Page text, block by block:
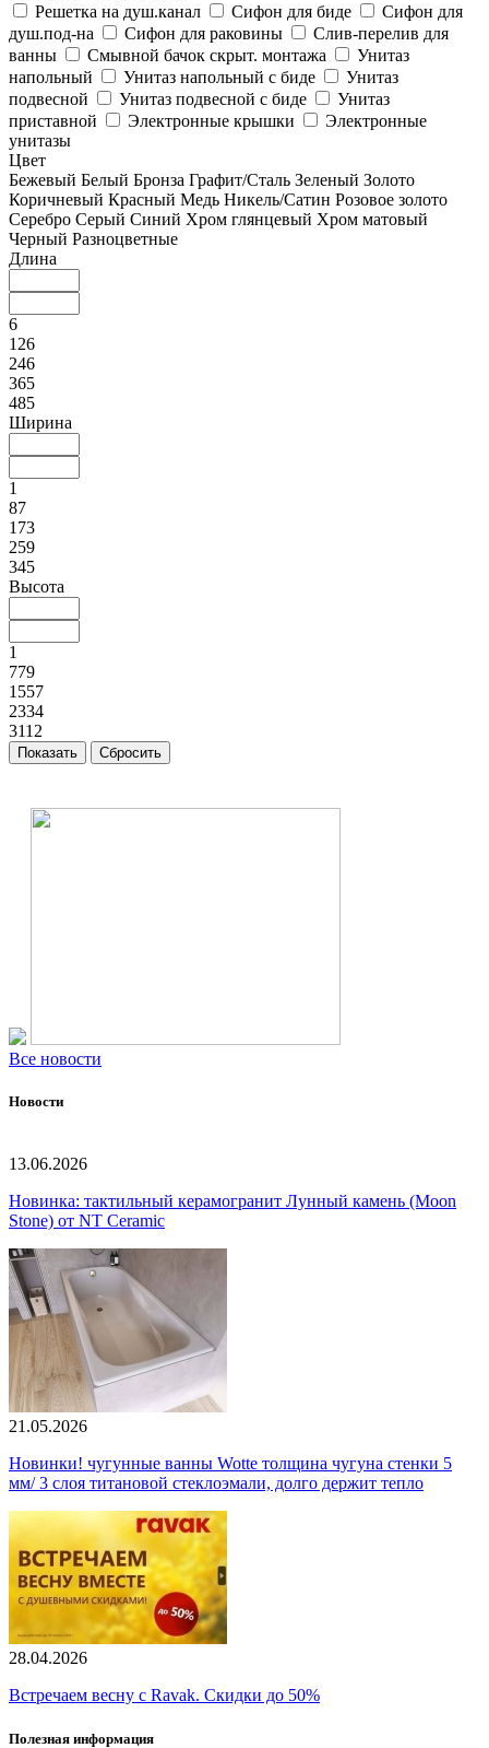
Решетка на душ.канал
Сифон для биде
Сифон для
душ.под-на
Сифон для раковины
Слив-перелив для
ванны
Смывной бачок скрыт. монтажа
Унитаз
напольный
Унитаз напольный с биде
Унитаз
подвесной
Унитаз подвесной с биде
Унитаз
приставной
Электронные крышки
Электронные
унитазы
Цвет
Бежевый Белый Бронза Графит/Сталь Зеленый Золото
Коричневый Красный Медь Никель/Сатин Розовое золото
Серебро Серый Синий Хром глянцевый Хром матовый
Черный Разноцветные
Длина
6
126
246
365
485
Ширина
1
87
173
259
345
Высота
1
779
1557
2334
3112
Все новости
Новости
13.06.2026
Новинка: тактильный керамогранит Лунный камень (Moon
Stone) от NT Ceramic
21.05.2026
Новинки! чугунные ванны Wotte толщина чугуна стенки 5
мм/ 3 слоя титановой стеклоэмали, долго держит тепло
28.04.2026
Встречаем весну с Ravak. Скидки до 50%
Полезная информация